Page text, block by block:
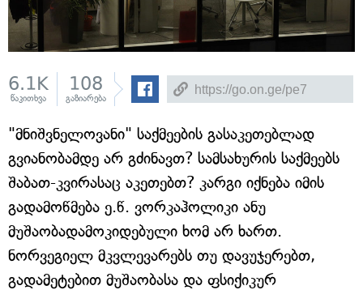
6.1K
წაკითხვა
108
გაზიარება
"მნიშვნელოვანი" საქმეების გასაკეთებლად
გვიანობამდე არ გძინავთ? სამსახურის საქმეებს
შაბათ-კვირასაც აკეთებთ? კარგი იქნება იმის
გადამოწმება ე.წ. ვორკაჰოლიკი ანუ
მუშაობადამოკიდებული ხომ არ ხართ.
ნორვეგიელ მკვლევარებს თუ დავუჯერებთ,
გადამეტებით მუშაობასა და ფსიქიკურ